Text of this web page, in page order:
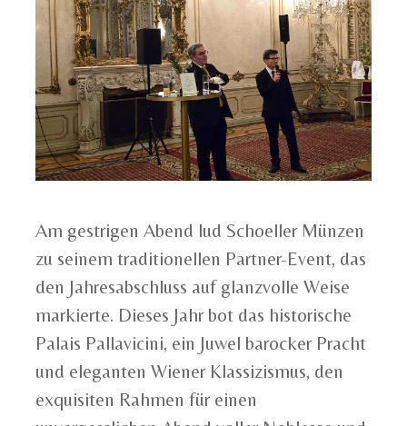
Am gestrigen Abend lud Schoeller Münzen
zu seinem traditionellen Partner-Event, das
den Jahresabschluss auf glanzvolle Weise
markierte. Dieses Jahr bot das historische
Palais Pallavicini, ein Juwel barocker Pracht
und eleganten Wiener Klassizismus, den
exquisiten Rahmen für einen